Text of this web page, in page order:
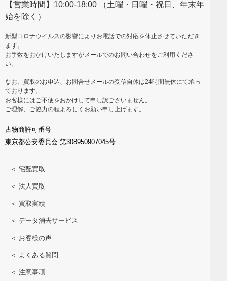
【営業時間】10:00-18:00 （土曜・日曜・祝日、年末年
始を除く）
新型コロナウイルスの影響によりお電話での対応を休止させていただき
ます。
お手数をおかけいたしますがメールでのお問い合わせをご利用くださ
い。
なお、買取のお申込、お問合せメールの受信自体は24時間無休にて承っ
ております。
お客様にはご不便をおかけして申し訳ございません。
ご理解、ご協力の程よろしくお願い申し上げます。
古物商許可番号
東京都公安委員会 第308950907045号
＜ 宅配買取
＜ 法人買取
＜ 買取実績
＜ データ消去サービス
＜ お客様の声
＜ よくある質問
＜ 注意事項